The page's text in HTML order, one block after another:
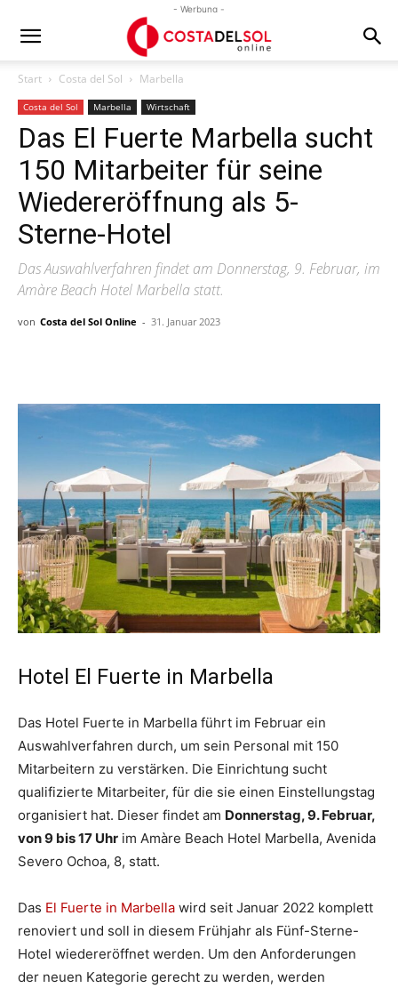
- Werbung -
Start Costa del Sol Marbella
Costa del Sol Marbella Wirtschaft
Das El Fuerte Marbella sucht
150 Mitarbeiter für seine
Wiedereröffnung als 5-
Sterne-Hotel
Das Auswahlverfahren findet am Donnerstag, 9. Februar, im
Amàre Beach Hotel Marbella statt.
von Costa del Sol Online - 31. Januar 2023
Hotel El Fuerte in Marbella
Das Hotel Fuerte in Marbella führt im Februar ein
Auswahlverfahren durch, um sein Personal mit 150
Mitarbeitern zu verstärken. Die Einrichtung sucht
qualifizierte Mitarbeiter, für die sie einen Einstellungstag
organisiert hat. Dieser findet am Donnerstag, 9. Februar,
von 9 bis 17 Uhr im Amàre Beach Hotel Marbella, Avenida
Severo Ochoa, 8, statt.
Das El Fuerte in Marbella wird seit Januar 2022 komplett
renoviert und soll in diesem Frühjahr als Fünf-Sterne-
Hotel wiedereröffnet werden. Um den Anforderungen
der neuen Kategorie gerecht zu werden, werden